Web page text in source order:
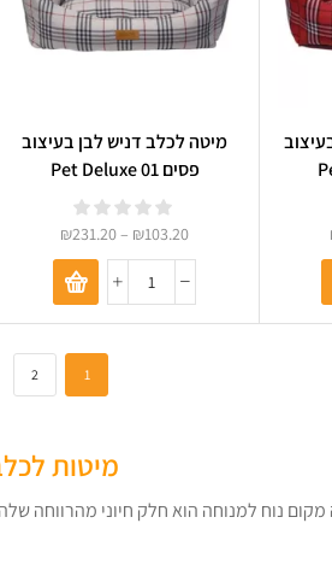
מיטה לכלב דניש לבן בעיצוב
פסים 01 Pet Deluxe
₪103.20
–
₪231.20
1
2
מיטות
נוח למנוחה הוא חלק חיוני מהרווחה